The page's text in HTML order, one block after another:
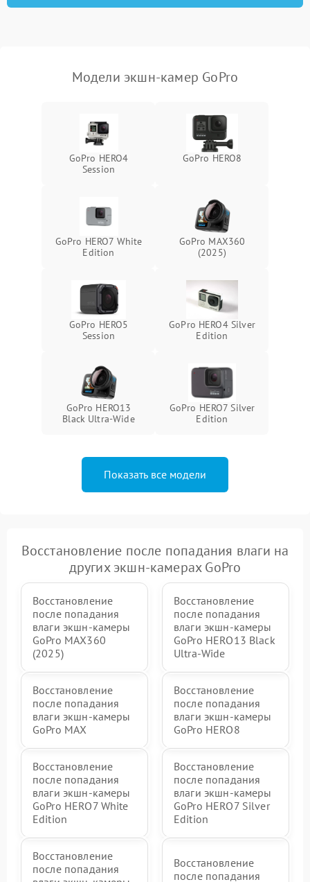
Повреждение системы
защиты от перегрева
Подробнее →
перенапряжения
Подробнее →
Неисправность системы
Подробнее →
Повреждение системы
защиты от перегрузок
Подробнее →
Неисправность системы
Модели экшн-камер GoPro
GoPro HERO4
Session
GoPro HERO8
GoPro HERO7 White
Edition
GoPro MAX360
(2025)
GoPro HERO5
Session
GoPro HERO4 Silver
Edition
GoPro HERO13
Black Ultra‑Wide
GoPro HERO7 Silver
Edition
Показать все модели
Восстановление после попадания влаги на
других экшн-камерах GoPro
Восстановление
после попадания
влаги экшн-камеры
GoPro MAX360
(2025)
Восстановление
после попадания
влаги экшн-камеры
GoPro HERO13 Black
Ultra‑Wide
Восстановление
после попадания
влаги экшн-камеры
GoPro MAX
Восстановление
после попадания
влаги экшн-камеры
GoPro HERO8
Восстановление
после попадания
влаги экшн-камеры
GoPro HERO7 White
Edition
Восстановление
после попадания
влаги экшн-камеры
GoPro HERO7 Silver
Edition
Восстановление
после попадания
Восстановление
после попадания